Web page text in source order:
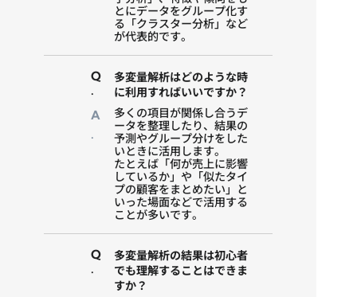
とにデータをグループ化す
る「クラスター分析」など
が代表的です。
Q
.
多変量解析はどのような時
に利用すればいいですか？
A
.
多くの項目が関係し合うデ
ータを整理したり、結果の
予測やグループ分けをした
いときに活用します。
たとえば「何が売上に影響
しているか」や「似たタイ
プの顧客をまとめたい」と
いった場面などで活用する
ことが多いです。
Q
.
多変量解析の結果は初心者
でも理解することはできま
すか？